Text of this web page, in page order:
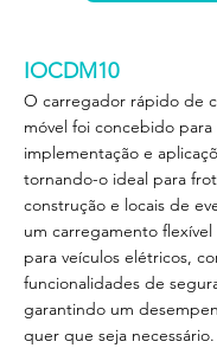
IOCDM10
O carregador rápido de
móvel foi concebido
implementação e
tornando-o ideal para
construção e locais de
um carregamento
para veículos elétricos,
funcionalidades de
garantindo um
quer que seja necessário.